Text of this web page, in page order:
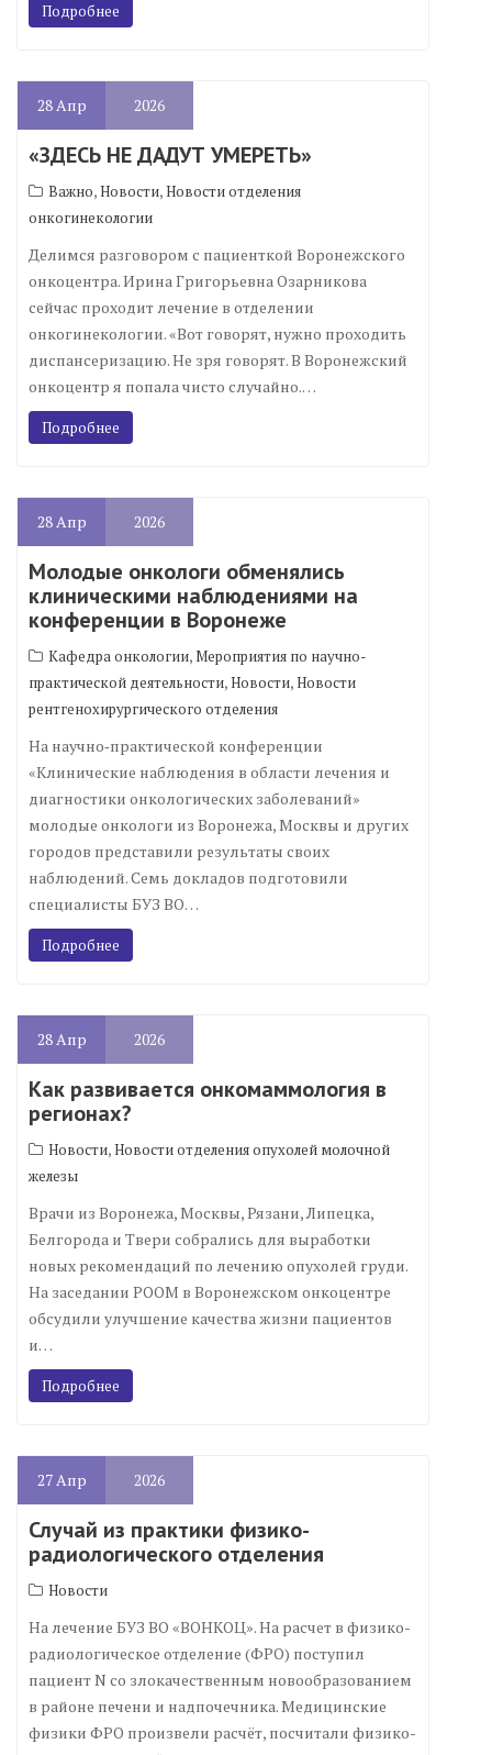
Подробнее
28Апр 2026
«ЗДЕСЬ НЕ ДАДУТ УМЕРЕТЬ»
Важно,Новости,Новости отделения
онкогинекологии
Делимся разговором с пациенткой Воронежского
онкоцентра. Ирина Григорьевна Озарникова
сейчас проходит лечение в отделении
онкогинекологии. «Вот говорят, нужно проходить
диспансеризацию. Не зря говорят. В Воронежский
онкоцентр я попала чисто случайно.…
Подробнее
28Апр 2026
Молодые онкологи обменялись
клиническими наблюдениями на
конференции в Воронеже
Кафедра онкологии,Мероприятия по научно-
практической деятельности,Новости,Новости
рентгенохирургического отделения
На научно‑практической конференции
«Клинические наблюдения в области лечения и
диагностики онкологических заболеваний»
молодые онкологи из Воронежа, Москвы и других
городов представили результаты своих
наблюдений. Семь докладов подготовили
специалисты БУЗ ВО…
Подробнее
28Апр 2026
Как развивается онкомаммология в
регионах?
Новости,Новости отделения опухолей молочной
железы
Врачи из Воронежа, Москвы, Рязани, Липецка,
Белгорода и Твери собрались для выработки
новых рекомендаций по лечению опухолей груди.
На заседании РООМ в Воронежском онкоцентре
обсудили улучшение качества жизни пациентов
и…
Подробнее
27Апр 2026
Случай из практики физико-
радиологического отделения
Новости
На лечение БУЗ ВО «ВОНКОЦ». На расчет в физико-
радиологическое отделение (ФРО) поступил
пациент N со злокачественным новообразованием
в районе печени и надпочечника. Медицинские
физики ФРО произвели расчёт, посчитали физико-